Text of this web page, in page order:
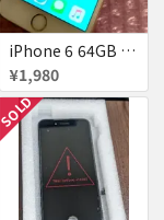
iPhone 6 64GB docomo
¥1,980
SOLD